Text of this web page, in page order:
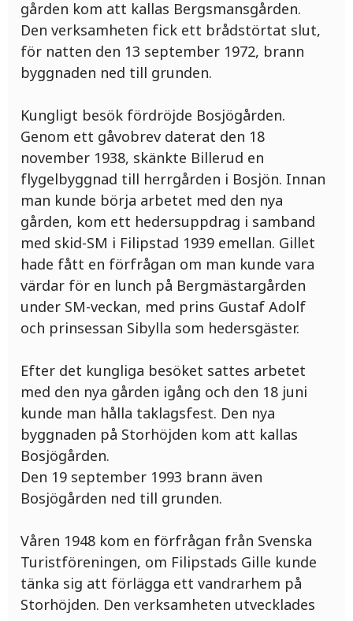
gården kom att kallas Bergsmansgården.
Den verksamheten fick ett brådstörtat slut,
för natten den 13 september 1972, brann
byggnaden ned till grunden.
Kungligt besök fördröjde Bosjögården.
Genom ett gåvobrev daterat den 18
november 1938, skänkte Billerud en
flygelbyggnad till herrgården i Bosjön. Innan
man kunde börja arbetet med den nya
gården, kom ett hedersuppdrag i samband
med skid-SM i Filipstad 1939 emellan. Gillet
hade fått en förfrågan om man kunde vara
värdar för en lunch på Bergmästargården
under SM-veckan, med prins Gustaf Adolf
och prinsessan Sibylla som hedersgäster.
Efter det kungliga besöket sattes arbetet
med den nya gården igång och den 18 juni
kunde man hålla taklagsfest. Den nya
byggnaden på Storhöjden kom att kallas
Bosjögården.
Den 19 september 1993 brann även
Bosjögården ned till grunden.
Våren 1948 kom en förfrågan från Svenska
Turistföreningen, om Filipstads Gille kunde
tänka sig att förlägga ett vandrarhem på
Storhöjden. Den verksamheten utvecklades